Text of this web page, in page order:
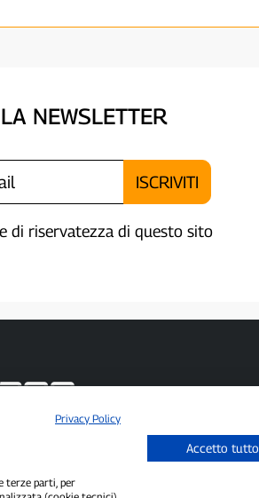
NEWSLETTER
di riservatezza di questo sito
Giornalistica indipendente
del 1/2/2021 - Tribunale di Pavia
- P.IVA 02798890188
Secchi- Vicedirettore:
Privacy Policy
terze parti, per
Accetto tutto